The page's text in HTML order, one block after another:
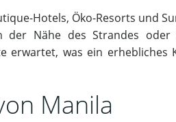
Hotels, Öko-Resorts und
der Nähe des Strandes
was ein erhebliches
Manila